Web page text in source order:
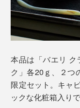
べてみましたが、
輸入ものは塩味が
みは残りつつ後味
この味わいに辿り
湿度や期間を変え
本品は「バエリ ク
ク」各20ｇ、２つ
限定セット。キャ
ックな化粧箱入りで